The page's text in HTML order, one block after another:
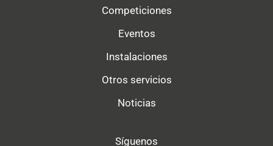
Competiciones
Eventos
Instalaciones
Otros servicios
Noticias
Síguenos